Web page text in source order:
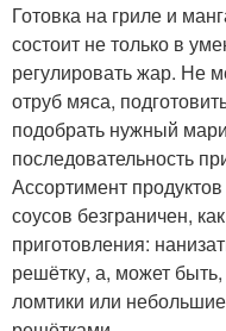
Готовка на гриле и
состоит не только в
регулировать жар. Не
отруб мяса,
подобрать нужный
последовательность
Ассортимент
соусов безграничен,
приготовления:
решётку, а, может
ломтики или